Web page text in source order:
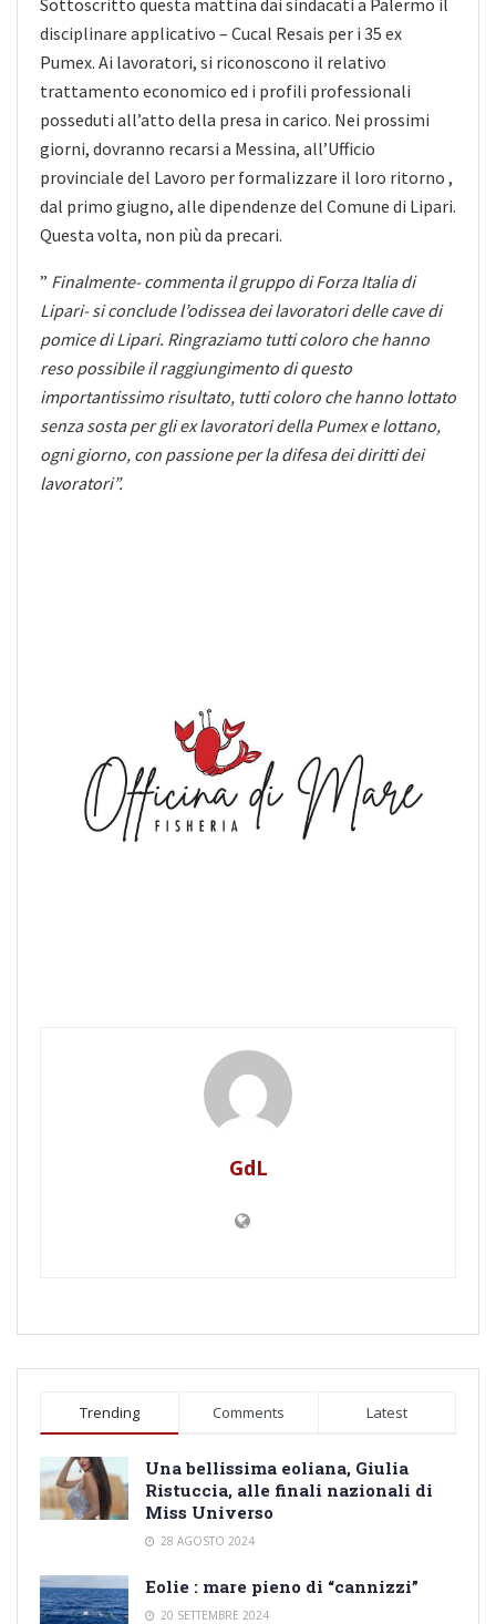
disciplinare applicativo – Cucal Resais per i 35 ex
Pumex. Ai lavoratori, si riconoscono il relativo
trattamento economico ed i profili professionali
posseduti all’atto della presa in carico. Nei prossimi
giorni, dovranno recarsi a Messina, all’Ufficio
provinciale del Lavoro per formalizzare il loro ritorno ,
dal primo giugno, alle dipendenze del Comune di Lipari.
Questa volta, non più da precari.
” Finalmente- commenta il gruppo di Forza Italia di
Lipari- si conclude l’odissea dei lavoratori delle cave di
pomice di Lipari. Ringraziamo tutti coloro che hanno
reso possibile il raggiungimento di questo
importantissimo risultato, tutti coloro che hanno lottato
senza sosta per gli ex lavoratori della Pumex e lottano,
ogni giorno, con passione per la difesa dei diritti dei
lavoratori”.
GdL
Trending Comments Latest
Una bellissima eoliana, Giulia
Ristuccia, alle finali nazionali di
Miss Universo
28 AGOSTO 2024
Eolie : mare pieno di “cannizzi”
20 SETTEMBRE 2024